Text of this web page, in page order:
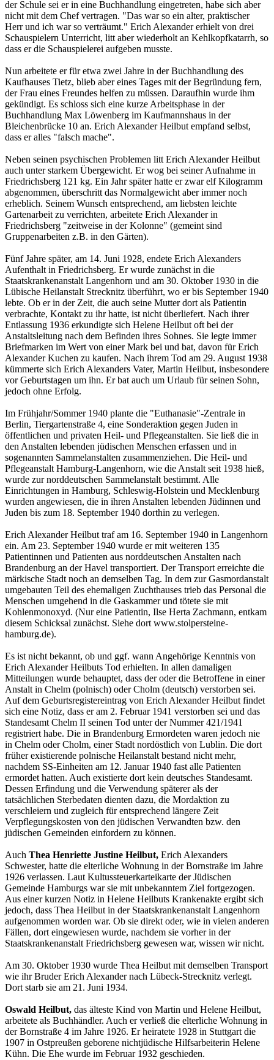
der Schule sei er in eine Buchhandlung eingetreten, habe sich aber
nicht mit dem Chef vertragen. "Das war so ein alter, praktischer
Herr und ich war so verträumt." Erich Alexander erhielt von drei
Schauspielern Unterricht, litt aber wiederholt an Kehlkopfkatarrh, so
dass er die Schauspielerei aufgeben musste.
Nun arbeitete er für etwa zwei Jahre in der Buchhandlung des
Kaufhauses Tietz, blieb aber eines Tages mit der Begründung fern,
der Frau eines Freundes helfen zu müssen. Daraufhin wurde ihm
gekündigt. Es schloss sich eine kurze Arbeitsphase in der
Buchhandlung Max Löwenberg im Kaufmannshaus in der
Bleichenbrücke 10 an. Erich Alexander Heilbut empfand selbst,
dass er alles "falsch mache".
Neben seinen psychischen Problemen litt Erich Alexander Heilbut
auch unter starkem Übergewicht. Er wog bei seiner Aufnahme in
Friedrichsberg 121 kg. Ein Jahr später hatte er zwar elf Kilogramm
abgenommen, überschritt das Normalgewicht aber immer noch
erheblich. Seinem Wunsch entsprechend, am liebsten leichte
Gartenarbeit zu verrichten, arbeitete Erich Alexander in
Friedrichsberg "zeitweise in der Kolonne" (gemeint sind
Gruppenarbeiten z.B. in den Gärten).
Fünf Jahre später, am 14. Juni 1928, endete Erich Alexanders
Aufenthalt in Friedrichsberg. Er wurde zunächst in die
Staatskrankenanstalt Langenhorn und am 30. Oktober 1930 in die
Lübische Heilanstalt Strecknitz überführt, wo er bis September 1940
lebte. Ob er in der Zeit, die auch seine Mutter dort als Patientin
verbrachte, Kontakt zu ihr hatte, ist nicht überliefert. Nach ihrer
Entlassung 1936 erkundigte sich Helene Heilbut oft bei der
Anstaltsleitung nach dem Befinden ihres Sohnes. Sie legte immer
Briefmarken im Wert von einer Mark bei und bat, davon für Erich
Alexander Kuchen zu kaufen. Nach ihrem Tod am 29. August 1938
kümmerte sich Erich Alexanders Vater, Martin Heilbut, insbesondere
vor Geburtstagen um ihn. Er bat auch um Urlaub für seinen Sohn,
jedoch ohne Erfolg.
Im Frühjahr/Sommer 1940 plante die "Euthanasie"-Zentrale in
Berlin, Tiergartenstraße 4, eine Sonderaktion gegen Juden in
öffentlichen und privaten Heil- und Pflegeanstalten. Sie ließ die in
den Anstalten lebenden jüdischen Menschen erfassen und in
sogenannten Sammelanstalten zusammenziehen. Die Heil- und
Pflegeanstalt Hamburg-Langenhorn, wie die Anstalt seit 1938 hieß,
wurde zur norddeutschen Sammelanstalt bestimmt. Alle
Einrichtungen in Hamburg, Schleswig-Holstein und Mecklenburg
wurden angewiesen, die in ihren Anstalten lebenden Jüdinnen und
Juden bis zum 18. September 1940 dorthin zu verlegen.
Erich Alexander Heilbut traf am 16. September 1940 in Langenhorn
ein. Am 23. September 1940 wurde er mit weiteren 135
Patientinnen und Patienten aus norddeutschen Anstalten nach
Brandenburg an der Havel transportiert. Der Transport erreichte die
märkische Stadt noch an demselben Tag. In dem zur Gasmordanstalt
umgebauten Teil des ehemaligen Zuchthauses trieb das Personal die
Menschen umgehend in die Gaskammer und tötete sie mit
Kohlenmonoxyd. (Nur eine Patientin, Ilse Herta Zachmann, entkam
diesem Schicksal zunächst. Siehe dort www.stolpersteine-
hamburg.de).
Es ist nicht bekannt, ob und ggf. wann Angehörige Kenntnis von
Erich Alexander Heilbuts Tod erhielten. In allen damaligen
Mitteilungen wurde behauptet, dass der oder die Betroffene in einer
Anstalt in Chelm (polnisch) oder Cholm (deutsch) verstorben sei.
Auf dem Geburtsregistereintrag von Erich Alexander Heilbut findet
sich eine Notiz, dass er am 2. Februar 1941 verstorben sei und das
Standesamt Chelm II seinen Tod unter der Nummer 421/1941
registriert habe. Die in Brandenburg Ermordeten waren jedoch nie
in Chelm oder Cholm, einer Stadt nordöstlich von Lublin. Die dort
früher existierende polnische Heilanstalt bestand nicht mehr,
nachdem SS-Einheiten am 12. Januar 1940 fast alle Patienten
ermordet hatten. Auch existierte dort kein deutsches Standesamt.
Dessen Erfindung und die Verwendung späterer als der
tatsächlichen Sterbedaten dienten dazu, die Mordaktion zu
verschleiern und zugleich für entsprechend längere Zeit
Verpflegungskosten von den jüdischen Verwandten bzw. den
jüdischen Gemeinden einfordern zu können.
Auch Thea Henriette Justine Heilbut, Erich Alexanders
Schwester, hatte die elterliche Wohnung in der Bornstraße im Jahre
1926 verlassen. Laut Kultussteuerkarteikarte der Jüdischen
Gemeinde Hamburgs war sie mit unbekanntem Ziel fortgezogen.
Aus einer kurzen Notiz in Helene Heilbuts Krankenakte ergibt sich
jedoch, dass Thea Heilbut in der Staatskrankenanstalt Langenhorn
aufgenommen worden war. Ob sie direkt oder, wie in vielen anderen
Fällen, dort eingewiesen wurde, nachdem sie vorher in der
Staatskrankenanstalt Friedrichsberg gewesen war, wissen wir nicht.
Am 30. Oktober 1930 wurde Thea Heilbut mit demselben Transport
wie ihr Bruder Erich Alexander nach Lübeck-Strecknitz verlegt.
Dort starb sie am 21. Juni 1934.
Oswald Heilbut, das älteste Kind von Martin und Helene Heilbut,
arbeitete als Buchhändler. Auch er verließ die elterliche Wohnung in
der Bornstraße 4 im Jahre 1926. Er heiratete 1928 in Stuttgart die
1907 in Ostpreußen geborene nichtjüdische Hilfsarbeiterin Helene
Kühn. Die Ehe wurde im Februar 1932 geschieden.